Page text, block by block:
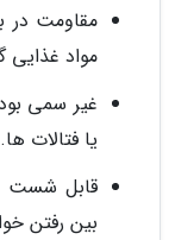
مقاومت در
مواد غذایی
یا فتالات ها.
قابل شست
بین رفتن